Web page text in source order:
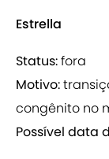
Estrella
Status:fora
Motivo:
congênito no
Possível data